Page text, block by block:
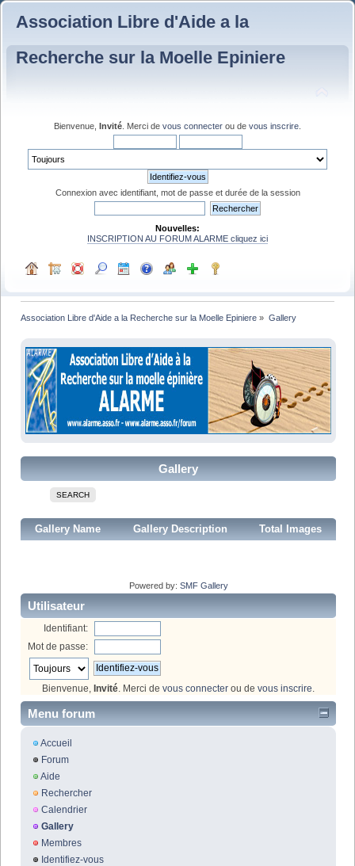
Association Libre d'Aide a la
Recherche sur la Moelle Epiniere
Bienvenue, Invité . Merci de vous connecter ou de vous inscrire
Connexion avec identifiant, mot de passe et durée de la session
Nouvelles:
INSCRIPTION AU FORUM ALARME cliquez ici
Association Libre d'Aide a la Recherche sur la Moelle Epiniere » Gallery
Gallery
SEARCH
Gallery Name Gallery Description Total Images
Powered by: SMF Gallery
Utilisateur
Identifiant:
Mot de passe:
Bienvenue, Invité . Merci de vous connecter ou de vous inscrire
Menu forum
Accueil
Forum
Aide
Rechercher
Calendrier
Gallery
Membres
Identifiez-vous